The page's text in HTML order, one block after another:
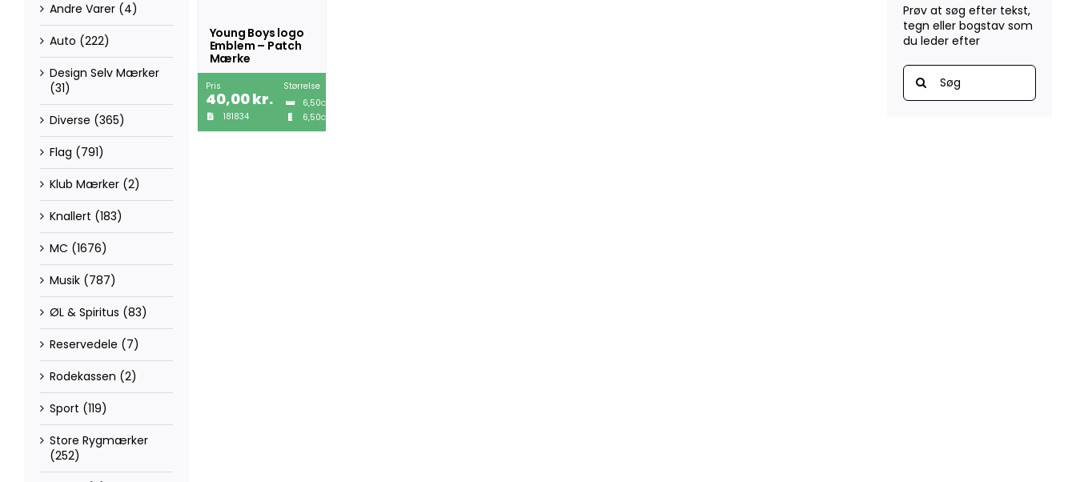
Andre Varer (4)
Auto (222)
Design Selv Mærker
(31)
Diverse (365)
Flag (791)
Klub Mærker (2)
Knallert (183)
MC (1676)
Musik (787)
ØL & Spiritus (83)
Reservedele (7)
Rodekassen (2)
Sport (119)
Store Rygmærker
(252)
Young Boys logo
Emblem – Patch
Mærke
Pris
40,00kr.
181834
Størrelse
6,50CM
6,50CM
Prøv at søg efter tekst,
tegn eller bogstav som
du leder efter
Søg
efter: